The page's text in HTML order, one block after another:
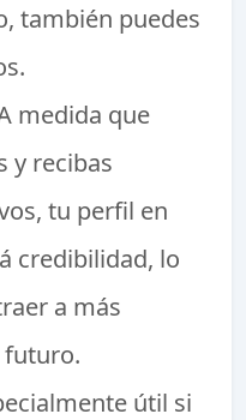
también puedes
medida que
y recibas
tu perfil en
credibilidad, lo
a más
futuro.
útil si